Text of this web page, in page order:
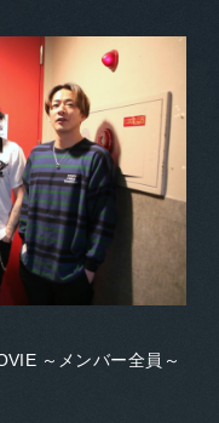
～メンバー全員～